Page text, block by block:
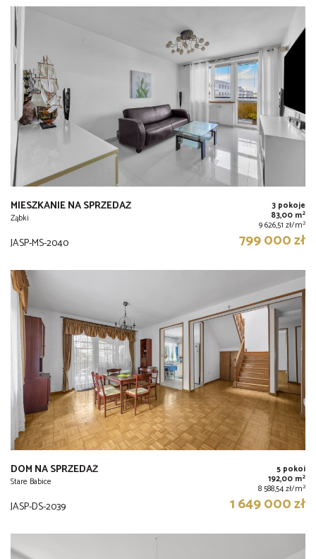
MIESZKANIE NA SPRZEDAŻ
Ząbki
3 pokoje
83,00 m2
9 626,51 zł/m2
JASP-MS-2040 799 000 zł
DOM NA SPRZEDAŻ
Stare Babice
5 pokoi
192,00 m2
8 588,54 zł/m2
JASP-DS-2039 1 649 000 zł